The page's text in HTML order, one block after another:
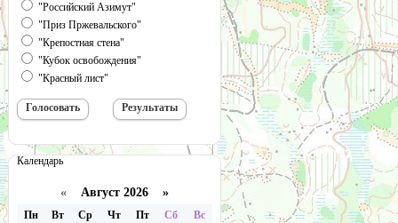
"Российский Азимут"
"Приз Пржевальского"
"Крепостная стена"
"Кубок освобождения"
"Красный лист"
Календарь
« Август 2026 »
Пн Вт Ср Чт Пт Сб
Вс